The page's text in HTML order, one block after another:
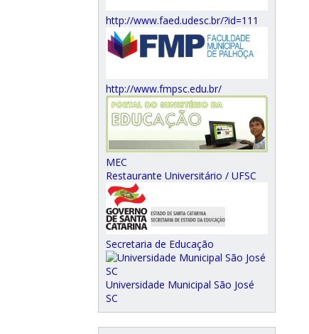
http://www.faed.udesc.br/?id=111
http://www.fmpsc.edu.br/
MEC
Restaurante Universitário / UFSC
Secretaria de Educação
Universidade Municipal São José
SC